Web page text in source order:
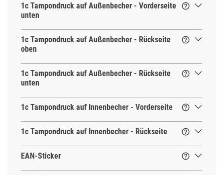

1c Tampondruck auf Außenbecher - Vorderseite
unten

1c Tampondruck auf Außenbecher - Rückseite
oben

1c Tampondruck auf Außenbecher - Rückseite
unten

1c Tampondruck auf Innenbecher - Vorderseite

1c Tampondruck auf Innenbecher - Rückseite

EAN-Sticker